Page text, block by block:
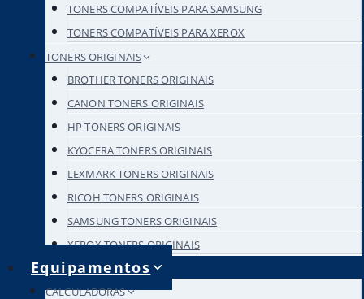
TONERS COMPATÍVEIS PARA SAMSUNG
TONERS COMPATÍVEIS PARA XEROX
TONERS ORIGINAIS
BROTHER TONERS ORIGINAIS
CANON TONERS ORIGINAIS
HP TONERS ORIGINAIS
KYOCERA TONERS ORIGINAIS
LEXMARK TONERS ORIGINAIS
RICOH TONERS ORIGINAIS
SAMSUNG TONERS ORIGINAIS
XEROX TONERS ORIGINAIS
Equipamentos
CALCULADORAS